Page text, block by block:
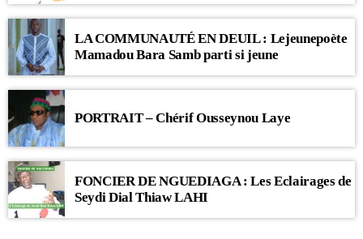
LA COMMUNAUTÉ EN DEUIL : Lejeunepoète
Mamadou Bara Samb parti si jeune
PORTRAIT – Chérif Ousseynou Laye
FONCIER DE NGUEDIAGA : Les Eclairages de
Seydi Dial Thiaw LAHI